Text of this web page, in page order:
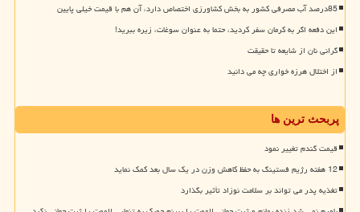
85درصد آب مصرفی کشور به بخش کشاورزی اختصاص دارد، آن هم با قیمت خیلی پایین
این دفعه اگر به کرمان سفر کردید، حتما به عنوان سوغات، زیره ببرید!
گرانی نان از شایعه تا حقیقت
از اختلال هرزه خواری چه می دانید
پربحث ترین ها
قیمت گندم تغییر نمود
12 هفته رژیم فستینگ به حفظ کاهش وزن در یک سال بعد کمک نماید
تغذیه پدر می تواند بر سلامت نوزاد تأثیر بگذارد